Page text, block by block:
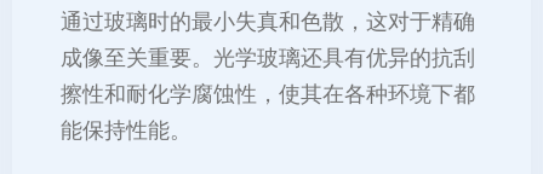
通过玻璃时的最小失真和色散，这对于精确
成像至关重要。光学玻璃还具有优异的抗刮
擦性和耐化学腐蚀性，使其在各种环境下都
能保持性能。